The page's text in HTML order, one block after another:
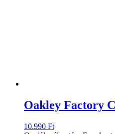
Oakley Factory
10.990 Ft